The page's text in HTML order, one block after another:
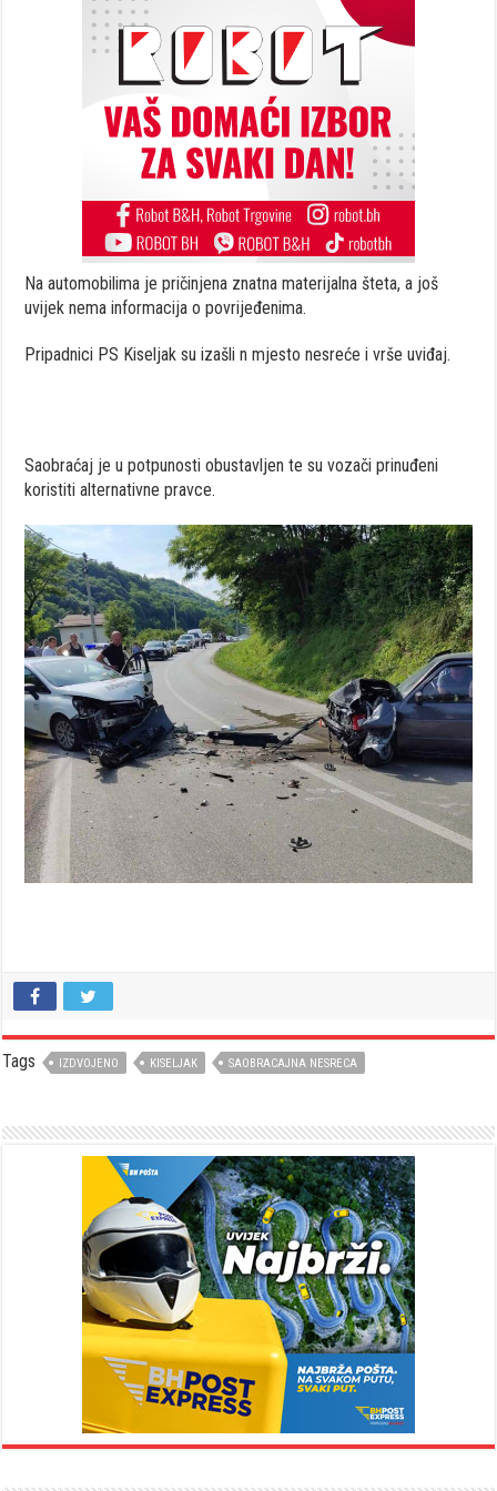
Na automobilima je pričinjena znatna materijalna šteta, a još
uvijek nema informacija o povrijeđenima.
Pripadnici PS Kiseljak su izašli n mjesto nesreće i vrše uviđaj.
Saobraćaj je u potpunosti obustavljen te su vozači prinuđeni
koristiti alternativne pravce.
Tags IZDVOJENO KISELJAK SAOBRACAJNA NESRECA